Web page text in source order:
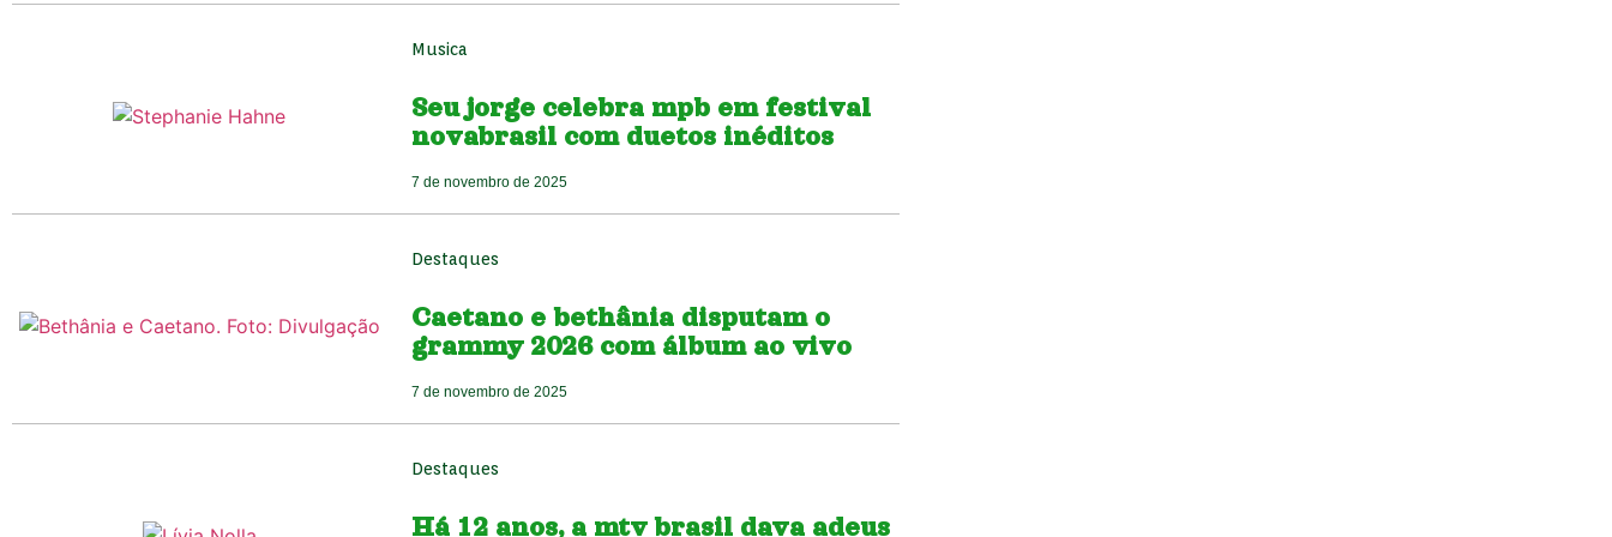
Musica
Seu jorge celebra mpb em festival
novabrasil com duetos inéditos
7 de novembro de 2025
Destaques
Caetano e bethânia disputam o
grammy 2026 com álbum ao vivo
7 de novembro de 2025
Destaques
Há 12 anos, a mtv brasil dava adeus